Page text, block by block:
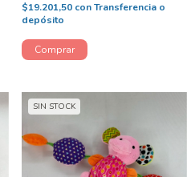
$19.201,50 con Transferencia o
depósito
SIN STOCK